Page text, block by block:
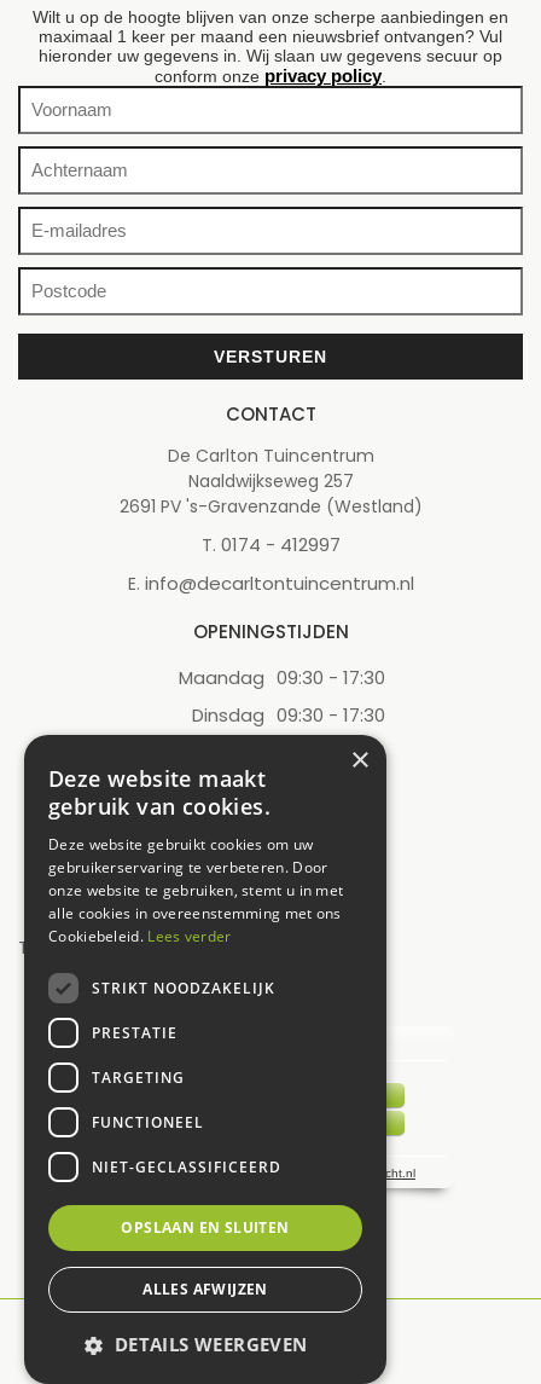
Wilt u op de hoogte blijven van onze scherpe aanbiedingen en
maximaal 1 keer per maand een nieuwsbrief ontvangen? Vul
hieronder uw gegevens in. Wij slaan uw gegevens secuur op
conform onze privacy policy.
CONTACT
De Carlton Tuincentrum
Naaldwijkseweg 257
2691 PV 's-Gravenzande (Westland)
T. 0174 - 412997
E. info@decarltontuincentrum.nl
OPENINGSTIJDEN
Maandag 09:30 - 17:30
Dinsdag 09:30 - 17:30
09:30 - 17:30
Donderdag
Zaterdag 09:00 - 17:00
Zondag
12:00 - 17:00
Toon alle openingstijden
UW MENING TELT!
Green Solutions
×
Deze website maakt
gebruik van cookies.
Deze website gebruikt cookies om uw
gebruikerservaring te verbeteren. Door
onze website te gebruiken, stemt u in met
alle cookies in overeenstemming met ons
Cookiebeleid. Lees verder
STRIKT NOODZAKELIJK
PRESTATIE
TARGETING
FUNCTIONEEL
NIET-GECLASSIFICEERD
OPSLAAN EN SLUITEN
ALLES AFWIJZEN
DETAILS WEERGEVEN